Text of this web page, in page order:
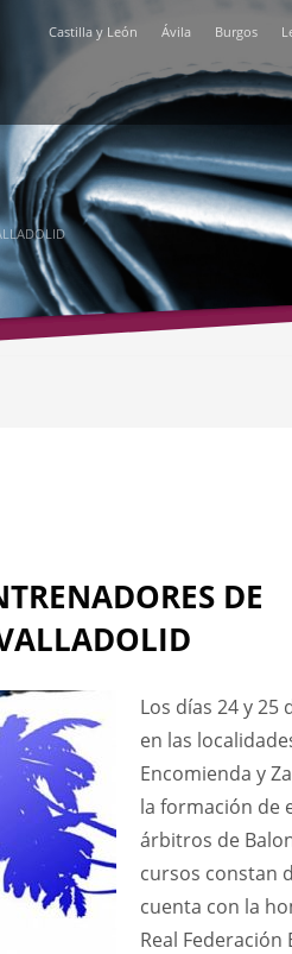
Castilla y León Ávila Burgos
DE
Los días 24 y 25
en las
Encomienda y
la formación de
árbitros de
cursos constan
cuenta con la
Real Federación